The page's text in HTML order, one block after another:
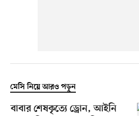
মেসি নিয়ে আরও পড়ুন
বাবার শেষকৃত্যে ড্রোন, আইনি